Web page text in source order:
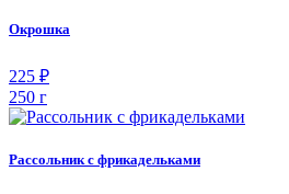
Окрошка
225 ₽
250 г
Рассольник с фрикадельками